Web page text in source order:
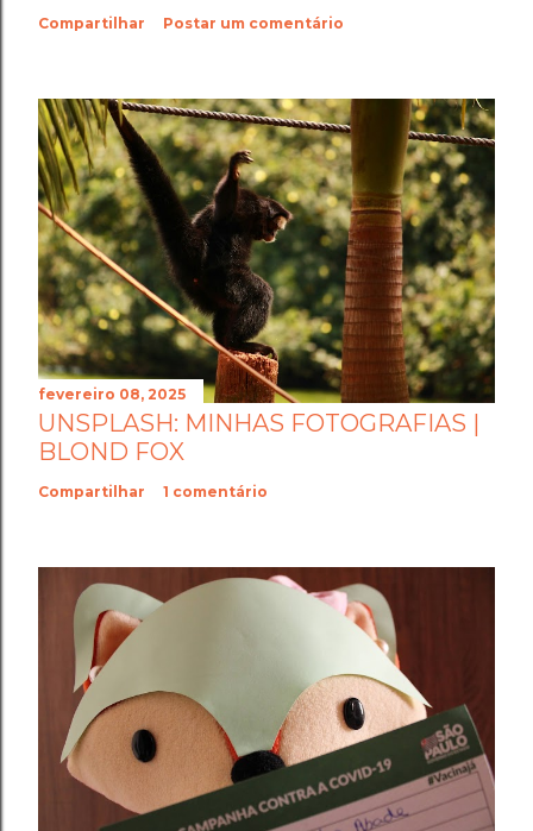
Compartilhar Postar um comentário
fevereiro 08, 2025
UNSPLASH: MINHAS FOTOGRAFIAS |
BLOND FOX
Compartilhar 1 comentário